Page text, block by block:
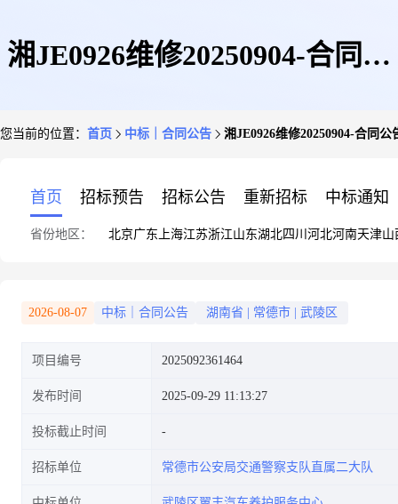
湘JE0926维修20250904-合同公
您当前的位置： 首页 中标｜合同公告 湘JE0926维修20250904-合同
首页 招标预告 招标公告 重新招标 中标通知
省份地区： 北京广东 上海江苏浙江山东湖北四川 河北河南天津山
2026-08-07 中标｜合同公告 湖南省 常德市 武陵区
项目编号 2025092361464
发布时间 2025-09-29 11:13:27
投标截止时间
招标单位 常德市公安局交通警察支队直属二大队